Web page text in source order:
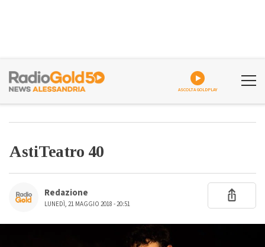
ASCOLTA GOLDPLAY
AstiTeatro 40
Redazione
LUNEDÌ, 21 MAGGIO 2018 - 20:51